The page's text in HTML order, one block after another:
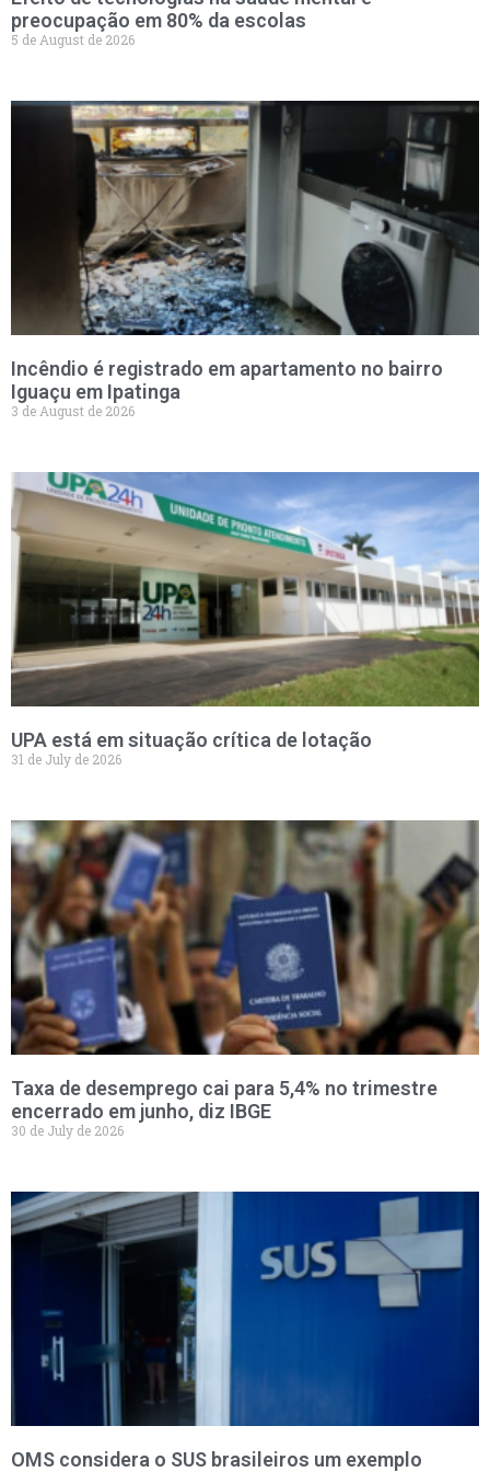
preocupação em 80% da escolas
5 de August de 2026
Incêndio é registrado em apartamento no bairro
Iguaçu em Ipatinga
3 de August de 2026
UPA está em situação crítica de lotação
31 de July de 2026
Taxa de desemprego cai para 5,4% no trimestre
encerrado em junho, diz IBGE
30 de July de 2026
OMS considera o SUS brasileiros um exemplo